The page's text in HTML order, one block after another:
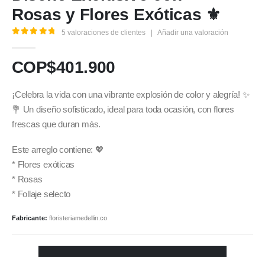
Rosas y Flores Exóticas ⚜️
5 valoraciones de clientes | Añadir una valoración
COP$401.900
¡Celebra la vida con una vibrante explosión de color y alegría! ✨
💐 Un diseño sofisticado, ideal para toda ocasión, con flores
frescas que duran más.
Este arreglo contiene: 💖
* Flores exóticas
* Rosas
* Follaje selecto
Fabricante: floristeriamedellin.co